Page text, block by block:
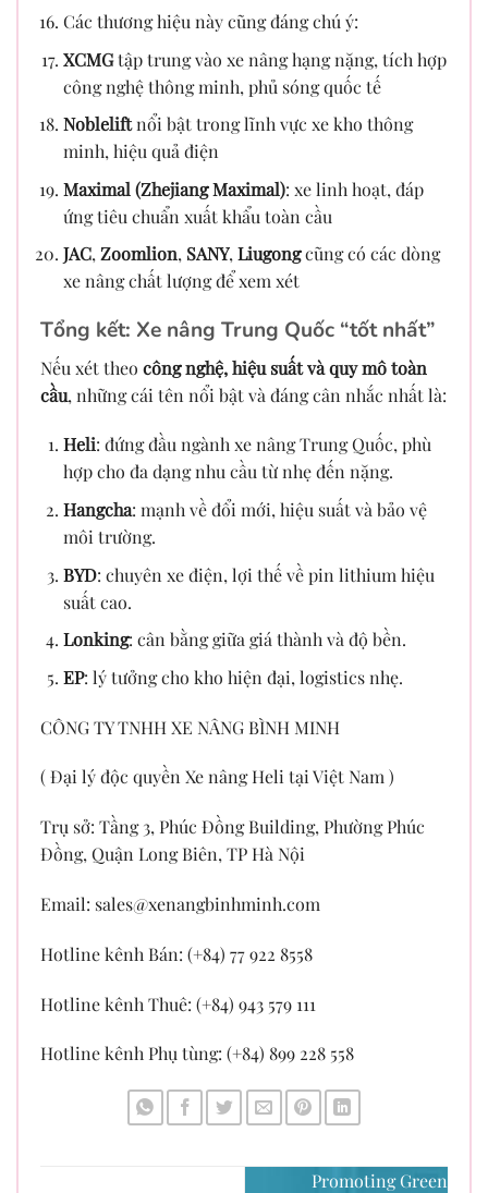
Các thương hiệu này cũng đáng chú ý:
XCMGtập trung vào xe nâng hạng nặng, tích hợp
công nghệ thông minh, phủ sóng quốc tế
Nobleliftnổi bật trong lĩnh vực xe kho thông
minh, hiệu quả điện
Maximal (Zhejiang Maximal): xe linh hoạt, đáp
ứng tiêu chuẩn xuất khẩu toàn cầu
JAC,Zoomlion, SANY,Liugongcũng có các dòng
xe nâng chất lượng để xem xét
Tổng kết: Xe nâng Trung Quốc “tốt nhất”
Nếu xét theo công nghệ, hiệu suất và quy mô toàn
cầu, những cái tên nổi bật và đáng cân nhắc nhất là:
Heli: đứng đầu ngành xe nâng Trung Quốc, phù
hợp cho đa dạng nhu cầu từ nhẹ đến nặng.
Hangcha: mạnh về đổi mới, hiệu suất và bảo vệ
môi trường.
BYD: chuyên xe điện, lợi thế về pin lithium hiệu
suất cao.
Lonking: cân bằng giữa giá thành và độ bền.
EP: lý tưởng cho kho hiện đại, logistics nhẹ.
CÔNG TY TNHH XE NÂNG BÌNH MINH
( Đại lý độc quyền Xe nâng Heli tại Việt Nam )
Trụ sở: Tầng 3, Phúc Đồng Building, Phường Phúc
Đồng, Quận Long Biên, TP Hà Nội
Email: sales@xenangbinhminh.com
Hotline kênh Bán: (+84) 77 922 8558
Hotline kênh Thuê: (+84) 943 579 111
Hotline kênh Phụ tùng: (+84) 899 228 558
Promoting Green